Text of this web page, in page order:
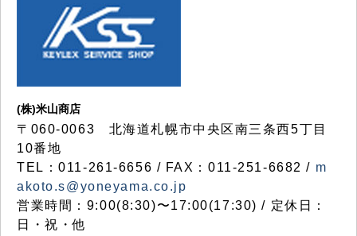
(株)米山商店
〒060-0063 北海道札幌市中央区南三条西5丁目
10番地
TEL：011-261-6656 / FAX：011-251-6682 / m
akoto.s@yoneyama.co.jp
営業時間：9:00(8:30)〜17:00(17:30) / 定休日：
日・祝・他